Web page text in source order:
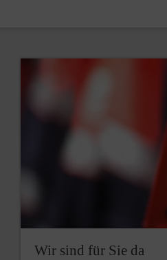
Wir sind für Sie da